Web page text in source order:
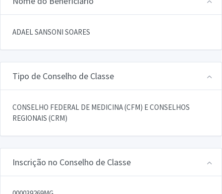
ADAEL SANSONI SOARES
Tipo de Conselho de Classe
CONSELHO FEDERAL DE MEDICINA (CFM) E CONSELHOS
REGIONAIS (CRM)
Inscrição no Conselho de Classe